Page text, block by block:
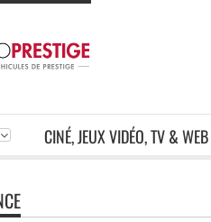
CINÉ, JEUX VIDÉO, TV & WEB